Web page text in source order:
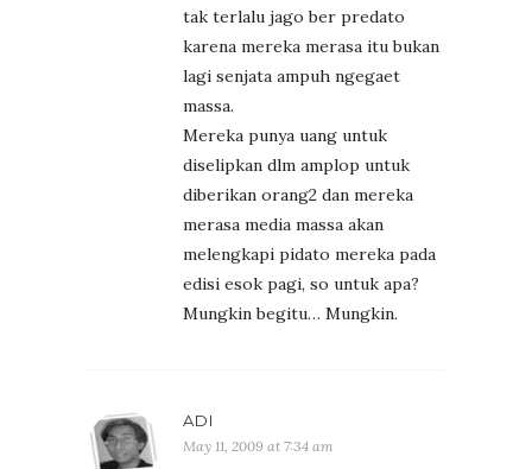
tak terlalu jago ber predato
karena mereka merasa itu bukan
lagi senjata ampuh ngegaet
massa.
Mereka punya uang untuk
diselipkan dlm amplop untuk
diberikan orang2 dan mereka
merasa media massa akan
melengkapi pidato mereka pada
edisi esok pagi, so untuk apa?
Mungkin begitu… Mungkin.
ADI
May 11, 2009 at 7:34 am